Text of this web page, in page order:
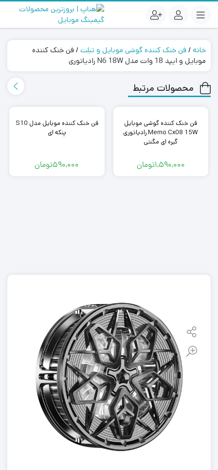
خانه/فن خنک کننده گوشی موبایل و تبلت/ فن خنک کننده
موبایل و ایپد 18 وات مدل N6 18W رادیاتوری
محصولات مرتبط
فن خنک کننده گوشی موبایل
Memo Cx08 15W رادیاتوری
گیره ای مگنتی
1,590,000تومان
فن خنک کننده موبایل مدل S10
پنکه ای
590,000تومان